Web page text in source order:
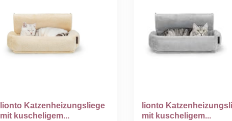
lionto Katzenheizungsliege
mit kuscheligem...
lionto
mit kuscheligem...